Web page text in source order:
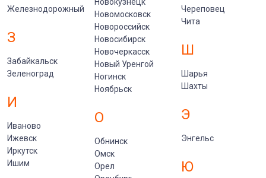
Железнодорожный
З
Забайкальск
Зеленоград
И
Иваново
Ижевск
Иркутск
Ишим
Новомосковск
Новороссийск
Новосибирск
Новочеркасск
Новый Уренгой
Ногинск
Ноябрьск
О
Обнинск
Омск
Орел
Череповец
Чита
Ш
Шарья
Шахты
Э
Энгельс
Ю